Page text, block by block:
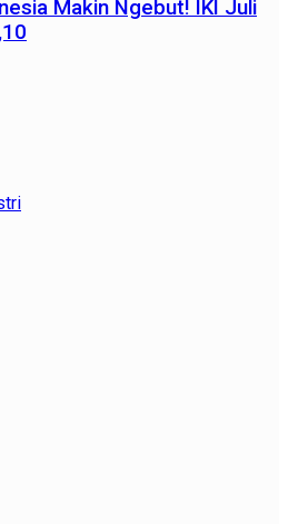
Makin Ngebut! IKI Juli